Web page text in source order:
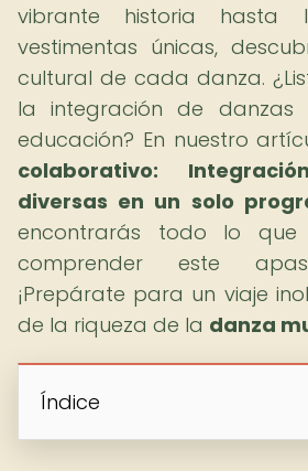
vibrante historia hasta
vestimentas únicas,
cultural de cada danza.
la integración de danzas
educación? En nuestro
colaborativo:
diversas en un solo
encontrarás todo lo que
comprender este
¡Prepárate para un viaje
de la riqueza de la danza
Índice